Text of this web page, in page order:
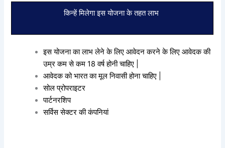
किन्हें मिलेगा इस योजना के तहत लाभ
इस योजना का लाभ लेने के लिए आवेदन करने के लिए आवेदक की
उम्र कम से कम 18 वर्ष होनी चाहिए |
आवेदक को भारत का मूल निवासी होना चाहिए |
सोल प्रोपराइटर
पार्टनरशिप
सर्विस सेक्टर की कंपनियां